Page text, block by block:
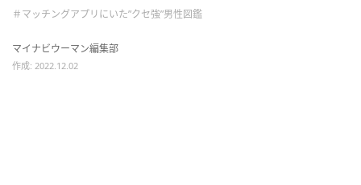
＃マッチングアプリにいた”クセ強”男性図鑑
マイナビウーマン編集部
作成: 2022.12.02